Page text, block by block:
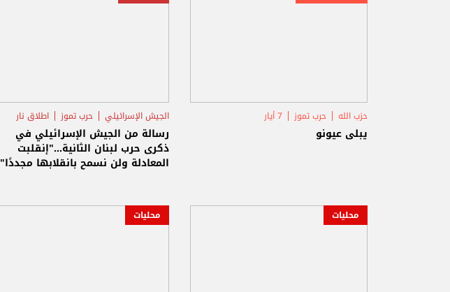
حزب الله حرب تموز 7 أيار
يبلى عيونو
الجيش الإسرائيلي حرب تموز اطلاق نار
رسالة من الجيش الإسرائيلي في
ذكرى حرب لبنان الثانية..."إنقلبت
المعادلة ولن نسمح بانقلابها مجددًا"
محليات محليات